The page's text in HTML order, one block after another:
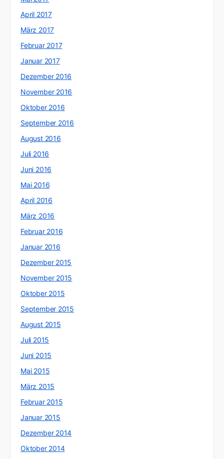
April 2017
März 2017
Februar 2017
Januar 2017
Dezember 2016
November 2016
Oktober 2016
September 2016
August 2016
Juli 2016
Juni 2016
Mai 2016
April 2016
März 2016
Februar 2016
Januar 2016
Dezember 2015
November 2015
Oktober 2015
September 2015
August 2015
Juli 2015
Juni 2015
Mai 2015
März 2015
Februar 2015
Januar 2015
Dezember 2014
Oktober 2014